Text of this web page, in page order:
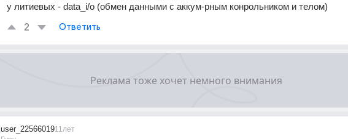
у литиевых - data_i/o (обмен данными с аккум-рным конрольником и телом)
2 Ответить
user_2256601911лет